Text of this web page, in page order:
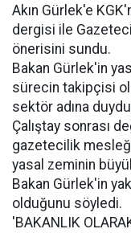
Akın Gürlek'e
dergisi ile
önerisini sundu.
Bakan Gürlek'in
sürecin takipçisi
sektör adına
Çalıştay sonrası
gazetecilik
yasal zeminin
Bakan Gürlek'in
olduğunu söyledi.
'BAKANLIK